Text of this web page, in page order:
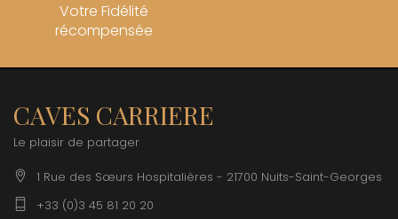
Votre Fidélité
récompensée
CAVES CARRIERE
Le plaisir de partager
1 Rue des Sœurs Hospitalières - 21700 Nuits-Saint-Georges
+33 (0)3 45 81 20 20